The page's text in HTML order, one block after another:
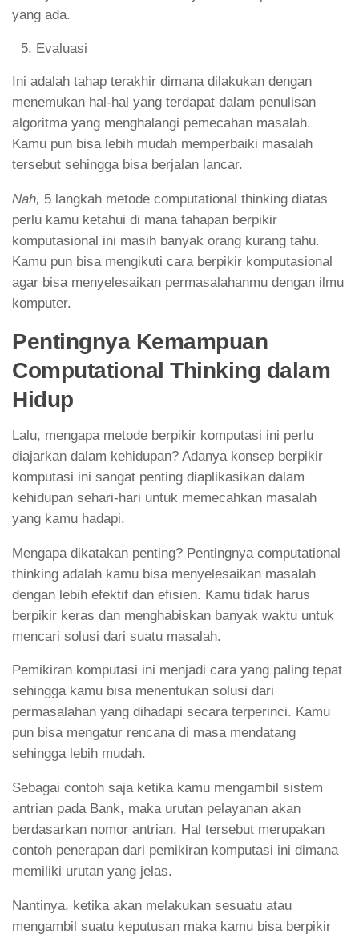
yang ada.
Evaluasi
Ini adalah tahap terakhir dimana dilakukan dengan
menemukan hal-hal yang terdapat dalam penulisan
algoritma yang menghalangi pemecahan masalah.
Kamu pun bisa lebih mudah memperbaiki masalah
tersebut sehingga bisa berjalan lancar.
Nah, 5 langkah metode computational thinking diatas
perlu kamu ketahui di mana tahapan berpikir
komputasional ini masih banyak orang kurang tahu.
Kamu pun bisa mengikuti cara berpikir komputasional
agar bisa menyelesaikan permasalahanmu dengan ilmu
komputer.
Pentingnya Kemampuan
Computational Thinking dalam
Hidup
Lalu, mengapa metode berpikir komputasi ini perlu
diajarkan dalam kehidupan? Adanya konsep berpikir
komputasi ini sangat penting diaplikasikan dalam
kehidupan sehari-hari untuk memecahkan masalah
yang kamu hadapi.
Mengapa dikatakan penting? Pentingnya computational
thinking adalah kamu bisa menyelesaikan masalah
dengan lebih efektif dan efisien. Kamu tidak harus
berpikir keras dan menghabiskan banyak waktu untuk
mencari solusi dari suatu masalah.
Pemikiran komputasi ini menjadi cara yang paling tepat
sehingga kamu bisa menentukan solusi dari
permasalahan yang dihadapi secara terperinci. Kamu
pun bisa mengatur rencana di masa mendatang
sehingga lebih mudah.
Sebagai contoh saja ketika kamu mengambil sistem
antrian pada Bank, maka urutan pelayanan akan
berdasarkan nomor antrian. Hal tersebut merupakan
contoh penerapan dari pemikiran komputasi ini dimana
memiliki urutan yang jelas.
Nantinya, ketika akan melakukan sesuatu atau
mengambil suatu keputusan maka kamu bisa berpikir